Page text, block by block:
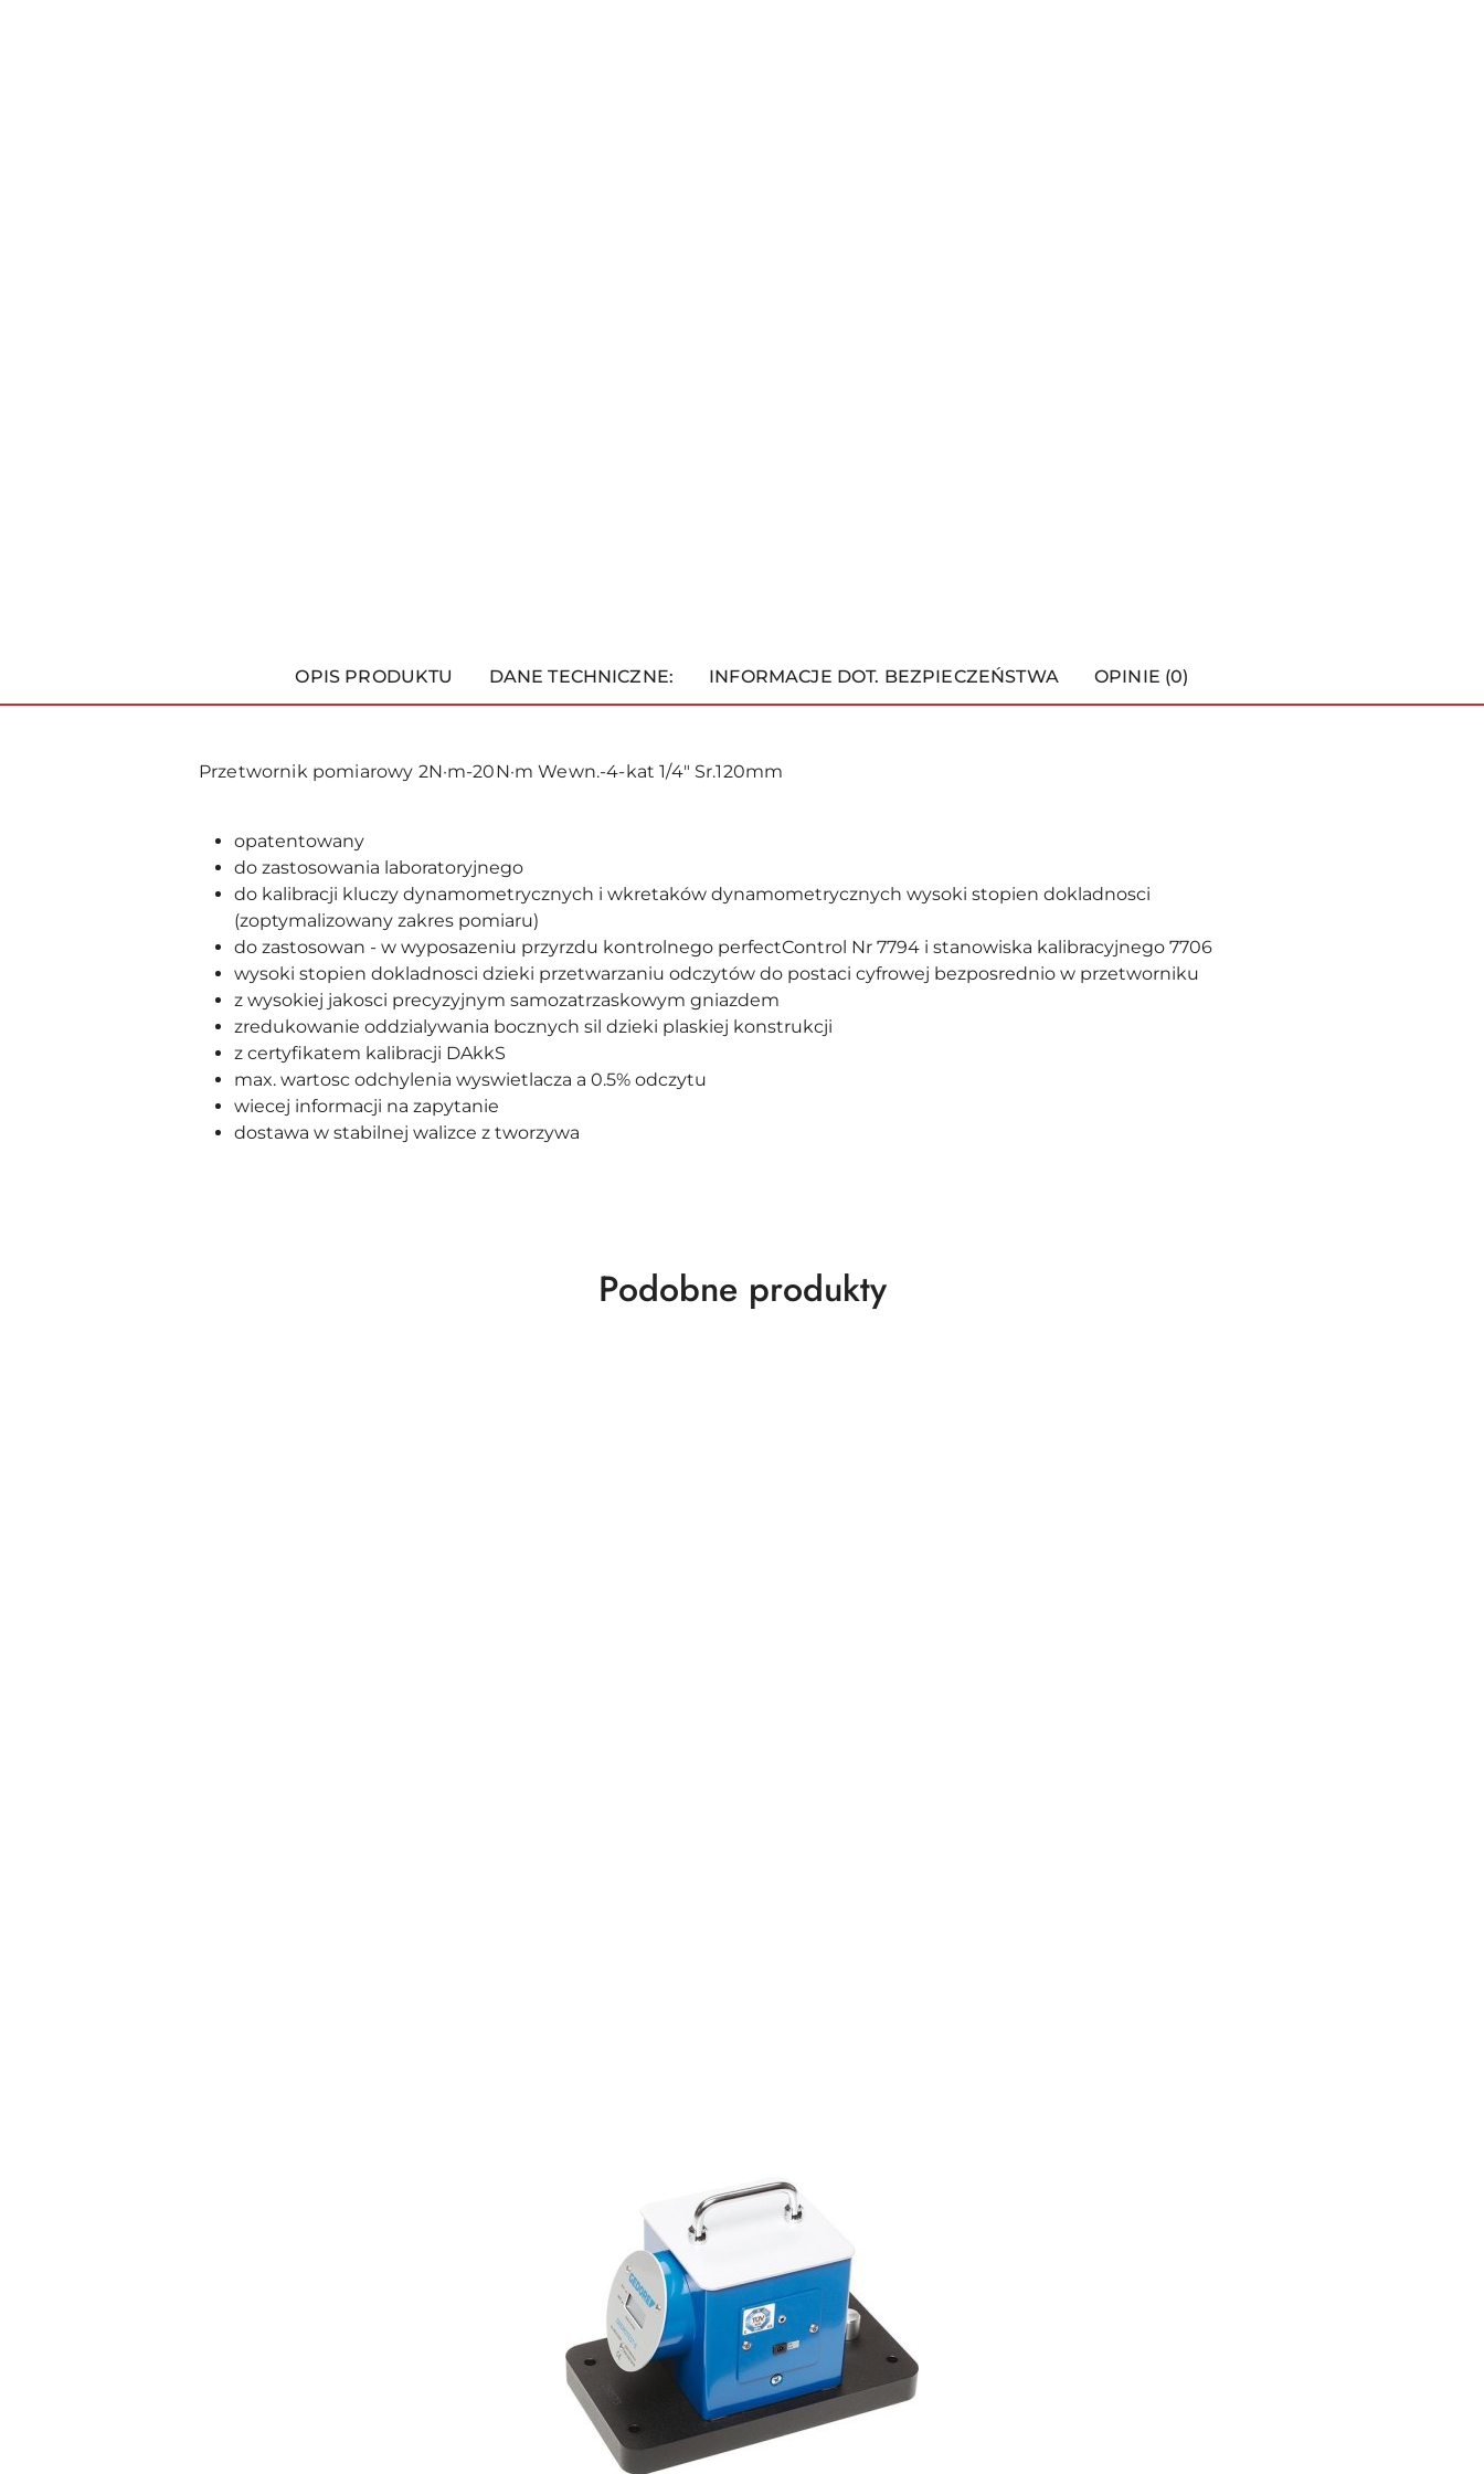
OPIS PRODUKTU DANE TECHNICZNE: INFORMACJE DOT. BEZPIECZEŃSTWA OPINIE (0)
Przetwornik pomiarowy 2N·m-20N·m Wewn.-4-kat 1/4" Sr.120mm
opatentowany
do zastosowania laboratoryjnego
do kalibracji kluczy dynamometrycznych i wkretaków dynamometrycznych wysoki stopien dokladnosci
(zoptymalizowany zakres pomiaru)
do zastosowan - w wyposazeniu przyrzdu kontrolnego perfectControl Nr 7794 i stanowiska kalibracyjnego 7706
wysoki stopien dokladnosci dzieki przetwarzaniu odczytów do postaci cyfrowej bezposrednio w przetworniku
z wysokiej jakosci precyzyjnym samozatrzaskowym gniazdem
zredukowanie oddzialywania bocznych sil dzieki plaskiej konstrukcji
z certyfikatem kalibracji DAkkS
max. wartosc odchylenia wyswietlacza a 0.5% odczytu
wiecej informacji na zapytanie
dostawa w stabilnej walizce z tworzywa
Produkty
Podobne produkty